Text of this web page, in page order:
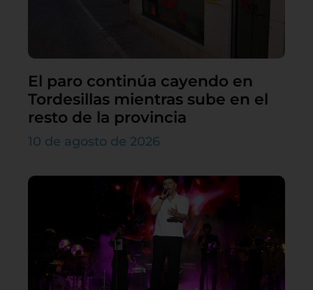
El paro continúa cayendo en
Tordesillas mientras sube en el
resto de la provincia
10 de agosto de 2026